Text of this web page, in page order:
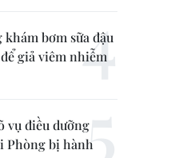
bơm sữa đậu
giả viêm nhiễm
vụ điều dưỡng
Phòng bị hành